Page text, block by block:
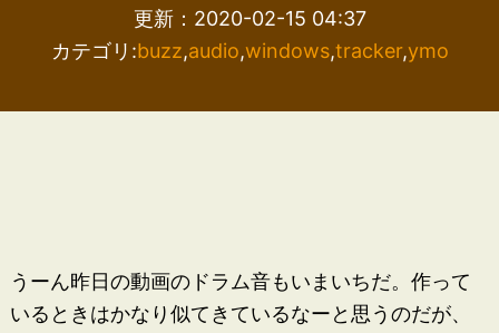
更新：2020-02-15 04:37
カテゴリ:buzz,audio,windows,tracker,ymo
うーん昨日の動画のドラム音もいまいちだ。作って
いるときはかなり似てきているなーと思うのだが、